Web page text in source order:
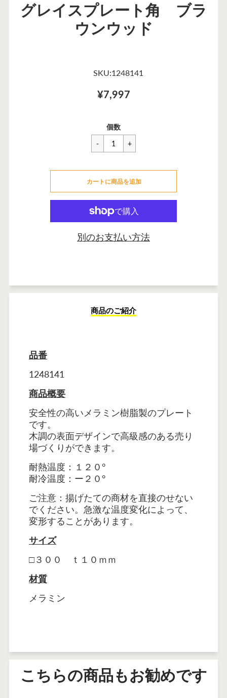
グレイスプレート角 ブラ
ウンウッド
SKU:1248141
¥7,997
セ
ー
ル
格
一
般
価
¥7,997
個数
カートに商品を追加
別のお支払い方法
商品のご紹介
品番
1248141
商品概要
安全性の高いメラミン樹脂製のプレート
です。
木調の表面デザインで高級感のある売り
場づくりができます。
耐熱温度：１２０°
耐冷温度：ー２０°
ご注意：揚げたての商材を直接のせない
でください。急激な温度変化によって、
変形することがあります。
サイズ
□３００ ｔ１０ｍｍ
材質
メラミン
こちらの商品もお勧めです